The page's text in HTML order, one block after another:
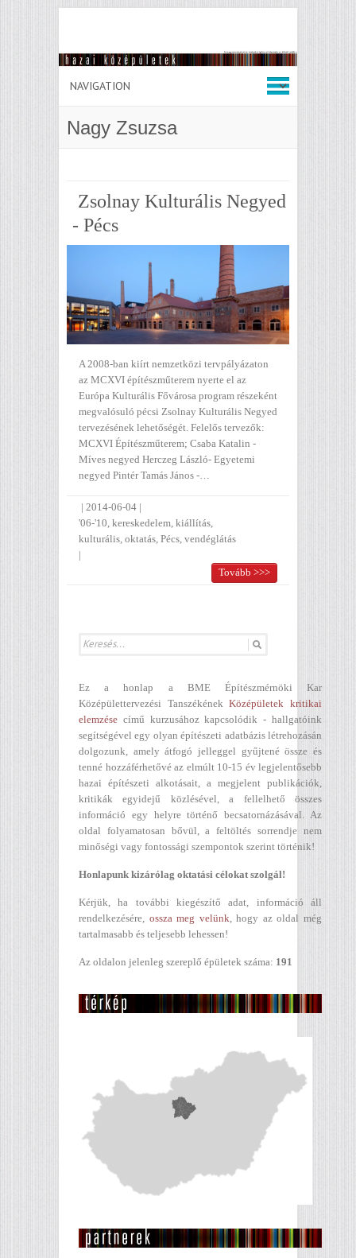
Nagy Zsuzsa
Zsolnay Kulturális Negyed
- Pécs
A 2008-ban kiírt nemzetközi tervpályázaton
az MCXVI építészműterem nyerte el az
Európa Kulturális Fővárosa program részeként
megvalósuló pécsi Zsolnay Kulturális Negyed
tervezésének lehetőségét. Felelős tervezők:
MCXVI Építészműterem; Csaba Katalin -
Míves negyed Herczeg László- Egyetemi
negyed Pintér Tamás János -…
| 2014-06-04 |
'06-'10, kereskedelem, kiállítás,
kulturális, oktatás, Pécs, vendéglátás
|
Tovább >>>
Ez a honlap a BME Építészmérnöki Kar
Középülettervezési TanszékénekKözépületek kritikai
elemzése című kurzusához kapcsolódik - hallgatóink
segítségével egy olyan építészeti adatbázis létrehozásán
dolgozunk, amely átfogó jelleggel gyűjtené össze és
tenné hozzáférhetővé az elmúlt 10-15 év legjelentősebb
hazai építészeti alkotásait, a megjelent publikációk,
kritikák egyidejű közlésével, a fellelhető összes
információ egy helyre történő becsatornázásával. Az
oldal folyamatosan bővül, a feltöltés sorrendje nem
minőségi vagy fontossági szempontok szerint történik!
Honlapunk kizárólag oktatási célokat szolgál!
Kérjük, ha további kiegészítő adat, információ áll
rendelkezésére, ossza meg velünk, hogy az oldal még
tartalmasabb és teljesebb lehessen!
Az oldalon jelenleg szereplő épületek száma: 191